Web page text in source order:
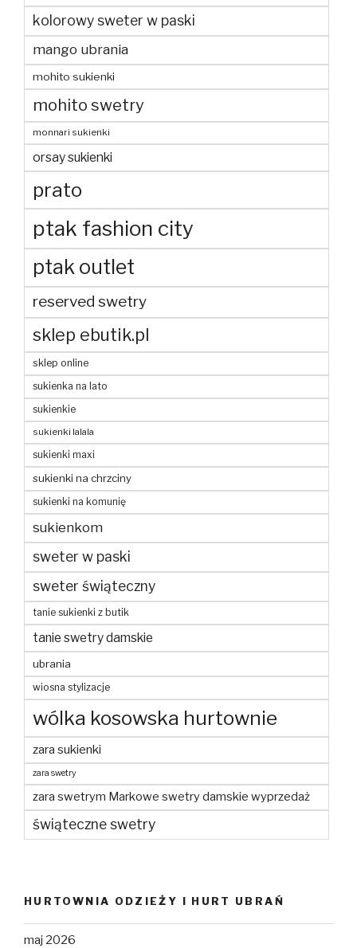
kolorowy sweter w paski
mango ubrania
mohito sukienki
mohito swetry
monnari sukienki
orsay sukienki
prato
ptak fashion city
ptak outlet
reserved swetry
sklep ebutik.pl
sklep online
sukienka na lato
sukienkie
sukienki lalala
sukienki maxi
sukienki na chrzciny
sukienki na komunię
sukienkom
sweter w paski
sweter świąteczny
tanie sukienki z butik
tanie swetry damskie
ubrania
wiosna stylizacje
wólka kosowska hurtownie
zara sukienki
zara swetry
zara swetrym Markowe swetry damskie wyprzedaż
świąteczne swetry
HURTOWNIA ODZIEŻY I HURT UBRAŃ
maj 2026